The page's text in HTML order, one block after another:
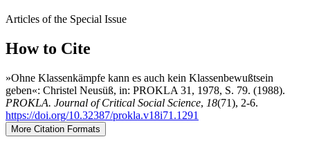
Articles of the Special Issue
How to Cite
»Ohne Klassenkämpfe kann es auch kein Klassenbewußtsein
geben«: Christel Neusüß, in: PROKLA 31, 1978, S. 79. (1988).
PROKLA. Journal of Critical Social Science, 18(71), 2-6.
https://doi.org/10.32387/prokla.v18i71.1291
More Citation Formats